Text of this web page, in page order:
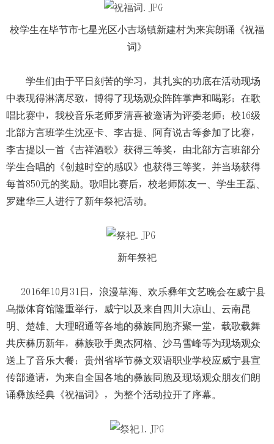
校学生在毕节市七星光区小吉场镇新建村为来宾朗诵《祝福
词》
学生们由于平日刻苦的学习，其扎实的功底在活动现场
中表现得淋漓尽致，博得了现场观众阵阵掌声和喝彩；在歌
唱比赛中，我校音乐老师罗清喜被邀请为评委老师；校16级
北部方言班学生沈巫卡、李古提、阿育说古等参加了比赛，
李古提以一首《吉祥酒歌》获得三等奖，由北部方言班部分
学生合唱的《创越时空的感叹》也获得三等奖，并当场获得
每首850元的奖励。歌唱比赛后，校老师陈友一、学生王磊、
罗建华三人进行了新年祭祀活动。
新年祭祀
2016年10月31日，浪漫草海、欢乐彝年文艺晚会在威宁县
乌撒体育馆隆重举行，威宁以及来自四川大凉山、云南昆
明、楚雄、大理昭通等各地的彝族同胞齐聚一堂，载歌载舞
共庆彝历新年，彝族歌手奥杰阿格、沙马雪峰等为现场观众
送上了音乐大餐；贵州省毕节彝文双语职业学校应威宁县宣
传部邀请，为来自全国各地的彝族同胞及现场观众朋友们朗
诵彝族经典《祝福词》，为整个活动拉开了序幕。